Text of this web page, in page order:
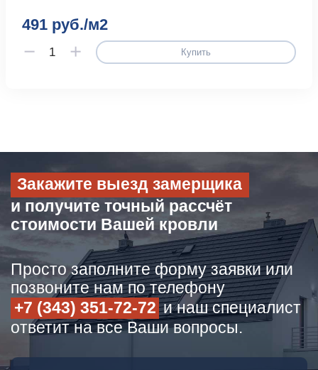
491 руб./м2
Купить
Закажите выезд замерщика
и получите точный рассчёт
стоимости Вашей кровли
Просто заполните форму заявки или
позвоните нам по телефону
+7 (343) 351-72-72 и наш специалист
ответит на все Ваши вопросы.